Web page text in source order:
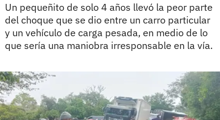
Un pequeñito de solo 4 años llevó la peor parte
del choque que se dio entre un carro particular
y un vehículo de carga pesada, en medio de lo
que sería una maniobra irresponsable en la vía.